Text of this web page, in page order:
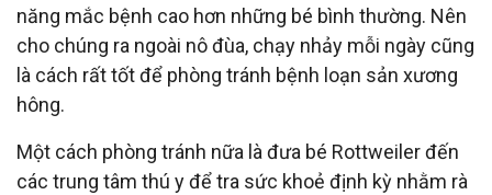
năng mắc bệnh cao hơn những bé bình thường. Nên
cho chúng ra ngoài nô đùa, chạy nhảy mỗi ngày cũng
là cách rất tốt để phòng tránh bệnh loạn sản xương
hông.
Một cách phòng tránh nữa là đưa bé Rottweiler đến
các trung tâm thú y để tra sức khoẻ định kỳ nhằm rà